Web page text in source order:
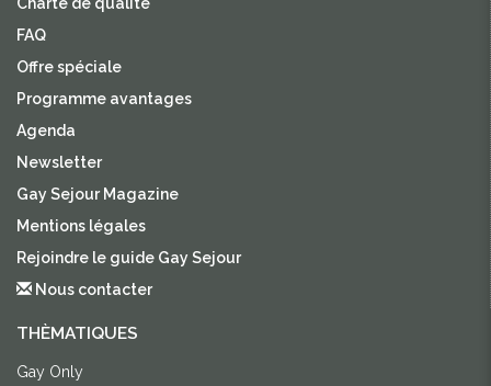
Charte de qualité
FAQ
Offre spéciale
Programme avantages
Agenda
Newsletter
Gay Sejour Magazine
Mentions légales
Rejoindre le guide Gay Sejour
Nous contacter
THÈMATIQUES
Gay Only